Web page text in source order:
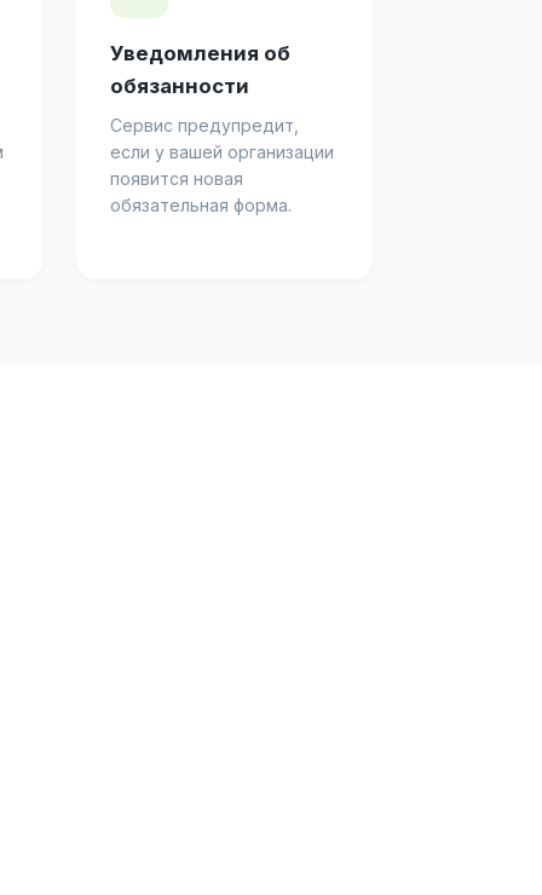
Уведомления об
обязанности
Сервис предупредит,
если у вашей организации
появится новая
обязательная форма.